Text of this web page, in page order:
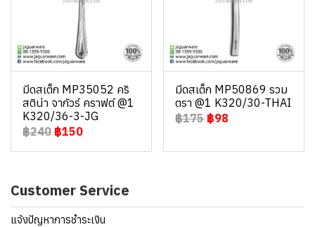
มีดสเต็ก MP35052 คริ
สติน่า จากัวร์ คราฟต์ @1
K320/36-3-JG
฿240 ฿150
มีดสเต็ก MP50869 รวม
ตรา @1 K320/30-THAI
฿175 ฿98
Customer Service
แจ้งปัญหาการชำระเงิน